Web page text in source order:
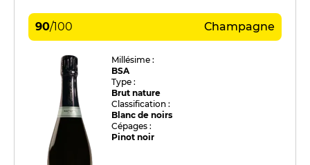
90/100 Champagne
Millésime :
BSA
Type :
Brut nature
Classification :
Blanc de noirs
Cépages :
Pinot noir